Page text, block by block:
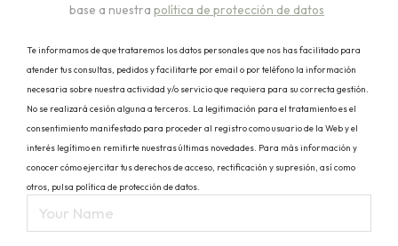
base a nuestrapolítica de protección de datos
Te informamos de que trataremos los datos personales que nos has facilitado para
atender tus consultas, pedidos y facilitarte por email o por teléfono la información
necesaria sobre nuestra actividad y/o servicio que requiera para su correcta gestión.
No se realizará cesión alguna a terceros. La legitimación para el tratamiento es el
consentimiento manifestado para proceder al registro como usuario de la Web y el
interés legítimo en remitirte nuestras últimas novedades. Para más información y
conocer cómo ejercitar tus derechos de acceso, rectificación y supresión, así como
otros, pulsa política de protección de datos.